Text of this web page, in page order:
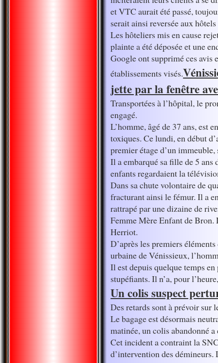
et VTC aurait été passé,
serait ainsi reversée aux
Les hôteliers mis en cause
plainte a été déposée et une
Google ont supprimé ces avis
établissements visés.
jette par la fenêtre
Transportées à l’hôpital, le
engagé.
L’homme, âgé de 37 ans, est
toxiques. Ce lundi, en début
premier étage d’un
Il a embarqué sa fille de 5 ans
enfants regardaient la
Dans sa chute volontaire de
fracturant ainsi le fémur. Il a
rattrapé par une dizaine de
Femme Mère Enfant de Bron.
Herriot.
D’après les premiers
urbaine de Vénissieux,
Il est depuis quelque temps
stupéfiants. Il n’a, pour
Un colis suspect
Des retards sont à prévoir sur
Le bagage est désormais
matinée, un colis abandonné
Cet incident a contraint la
d’intervention des